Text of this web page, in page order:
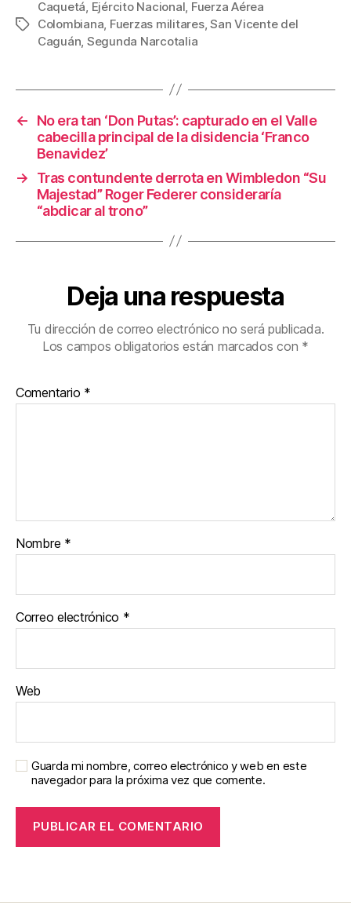
c
e
o
o
k
tt
er
ail er
e
m
p
tir
Etiquetas
Caquetá Ejército Nacional Fuerza Aérea
Colombiana Fuerzas militares,San Vicente del
Caguán Segunda Narcotalia
←
No era tan ‘Don Putas’: capturado en el Valle
cabecilla principal de la disidencia ‘Franco
Benavidez’
→
Tras contundente derrota en Wimbledon “Su
Majestad” Roger Federer consideraría
“abdicar al trono”
Deja una respuesta
Tu dirección de correo electrónico no será publicada.
Los campos obligatorios están marcados con *
Comentario *
Nombre *
Correo electrónico *
Web
Guarda mi nombre, correo electrónico y web en este
navegador para la próxima vez que comente.